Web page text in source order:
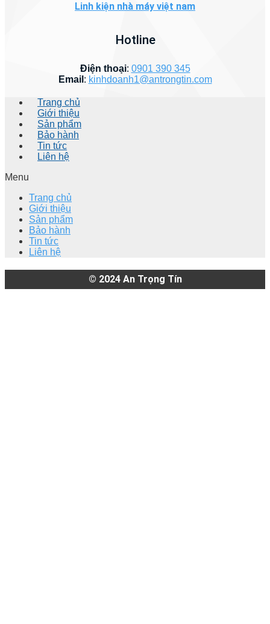
Linh kiện nhà máy việt nam
Hotline
Điện thoại: 0901 390 345
Email : kinhdoanh1@antrongtin.com
Trang chủ
Giới thiệu
Sản phẩm
Bảo hành
Tin tức
Liên hệ
Menu
Trang chủ
Giới thiệu
Sản phẩm
Bảo hành
Tin tức
Liên hệ
© 2024 An Trọng Tín